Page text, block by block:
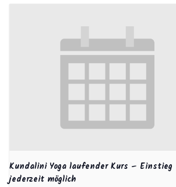
Kundalini Yoga laufender Kurs – Einstieg
jederzeit möglich